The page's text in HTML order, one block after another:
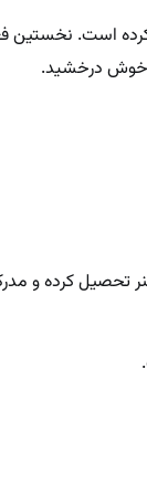
است. نخستین
تحصیل کرده و